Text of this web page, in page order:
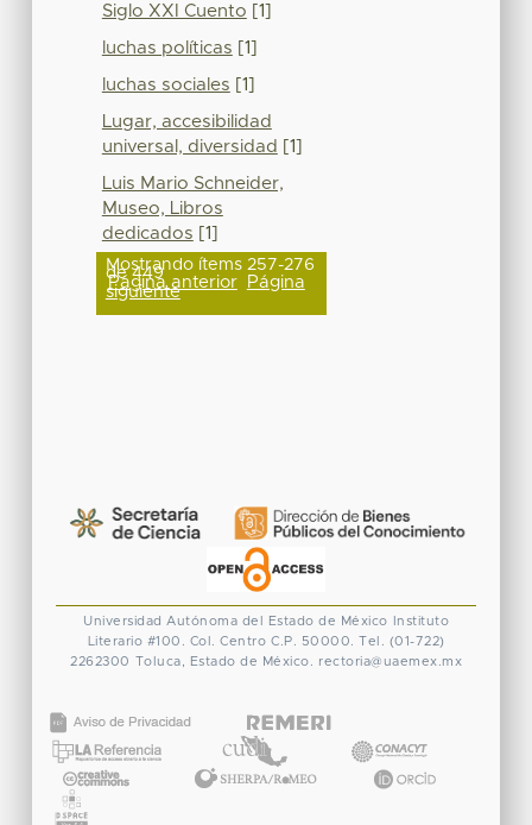
Siglo XXI Cuento [1]
luchas políticas [1]
luchas sociales [1]
Lugar, accesibilidad
universal, diversidad [1]
Luis Mario Schneider,
Museo, Libros
dedicados [1]
Mostrando ítems 257-276
de 449
Página anterior Página
siguiente
Universidad Autónoma del Estado de México
Instituto
Literario #100. Col. Centro C.P. 50000. Tel. (01-722)
2262300 Toluca, Estado de México. rectoria@uaemex.mx